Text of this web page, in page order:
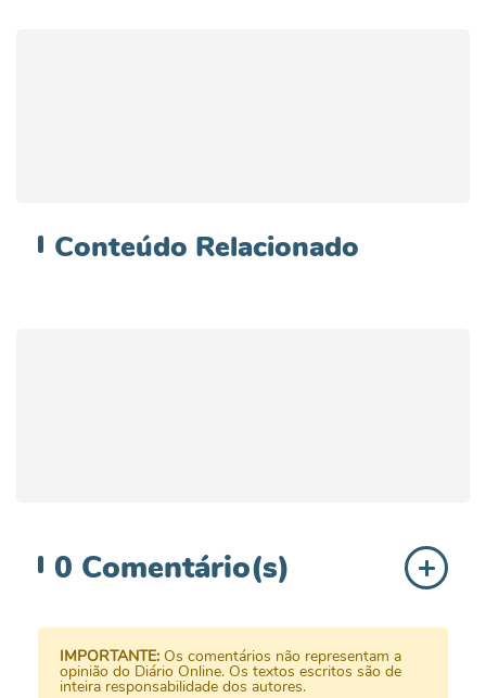
Conteúdo Relacionado
0 Comentário(s)
IMPORTANTE: Os comentários não representam a
opinião do Diário Online. Os textos escritos são de
inteira responsabilidade dos autores.